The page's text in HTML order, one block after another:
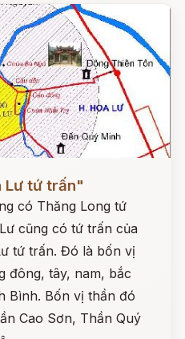
Lư tứ trấn"
có Thăng Long tứ
cũng có tứ trấn của
tứ trấn. Đó là bốn vị
đông, tây, nam, bắc
Bình. Bốn vị thần đó
Cao Sơn, Thần Quý